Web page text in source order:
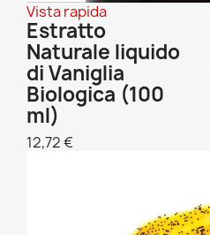
Vista rapida
Estratto
Naturale liquido
di Vaniglia
Biologica (100
ml)
12,72 €